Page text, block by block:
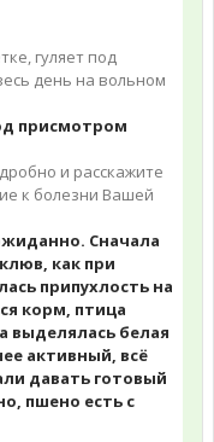
гуляет под
день на вольном
присмотром
и расскажите
к болезни Вашей
Сначала
как при
припухлость на
корм, птица
выделялась белая
активный, всё
давать готовый
пшено есть с